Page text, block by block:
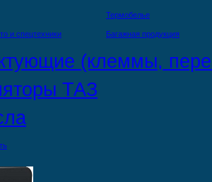
и спецтехники
Термобелье
Багажная продукция
(клеммы,
ТАЗ